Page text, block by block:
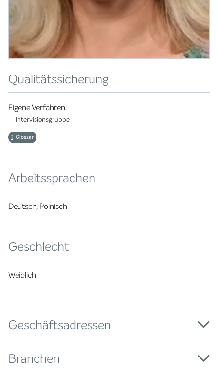
Qualitätssicherung
Eigene Verfahren:
Intervisionsgruppe
Glossar
Arbeitssprachen
Deutsch, Polnisch
Geschlecht
Weiblich
Geschäftsadressen
Branchen